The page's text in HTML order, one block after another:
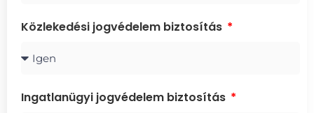
Közlekedési jogvédelem biztosítás
Ingatlanügyi jogvédelem biztosítás